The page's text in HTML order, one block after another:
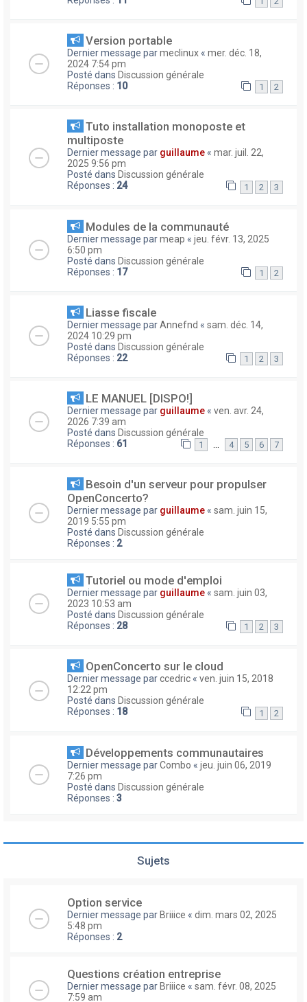
Version portable
Dernier message parmeclinux « mer. déc. 18,
2024 7:54 pm
Posté dans Discussion générale
Réponses : 10 1 2
Tuto installation monoposte et
multiposte
Dernier message par guillaume « mar. juil. 22,
2025 9:56 pm
Posté dans Discussion générale
Réponses : 24 1 2 3
Modules de la communauté
Dernier message parmeap « jeu. févr. 13, 2025
6:50 pm
Posté dans Discussion générale
Réponses : 17 1 2
Liasse fiscale
Dernier message parAnnefnd « sam. déc. 14,
2024 10:29 pm
Posté dans Discussion générale
Réponses : 22 1 2 3
LE MANUEL [DISPO!]
Dernier message par guillaume « ven. avr. 24,
2026 7:39 am
Posté dans Discussion générale
Réponses : 61 1 … 4 5 6 7
Besoin d'un serveur pour propulser
OpenConcerto?
Dernier message par guillaume « sam. juin 15,
2019 5:55 pm
Posté dans Discussion générale
Réponses : 2
Tutoriel ou mode d'emploi
Dernier message par guillaume « sam. juin 03,
2023 10:53 am
Posté dans Discussion générale
Réponses : 28 1 2 3
OpenConcerto sur le cloud
Dernier message parccedric « ven. juin 15, 2018
12:22 pm
Posté dans Discussion générale
Réponses : 18 1 2
Développements communautaires
Dernier message parCombo « jeu. juin 06, 2019
7:26 pm
Posté dans Discussion générale
Réponses : 3
Sujets
Option service
Dernier message parBriiice « dim. mars 02, 2025
5:48 pm
Réponses : 2
Questions création entreprise
Dernier message parBriiice « sam. févr. 08, 2025
7:59 am